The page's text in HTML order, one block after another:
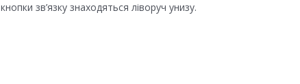
кнопки зв’язку знаходяться ліворуч унизу.